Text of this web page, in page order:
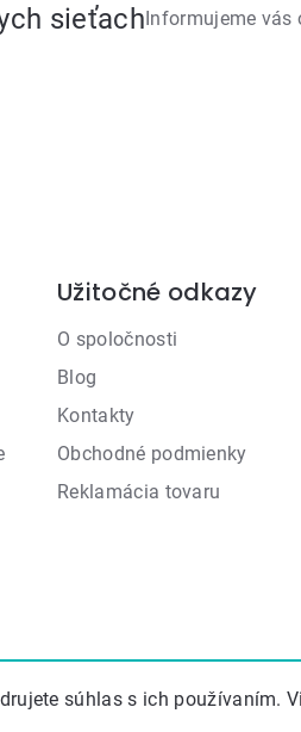
súhlas s ich používaním.
sieťachInformujeme vás
Užitočné odkazy
O spoločnosti
Blog
Kontakty
Obchodné podmienky
Reklamácia tovaru